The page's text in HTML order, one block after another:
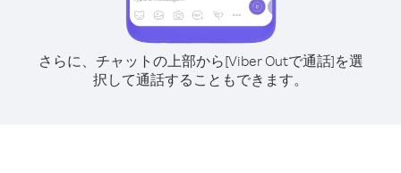
さらに、チャットの上部から[Viber Outで通話]を選
択して通話することもできます。